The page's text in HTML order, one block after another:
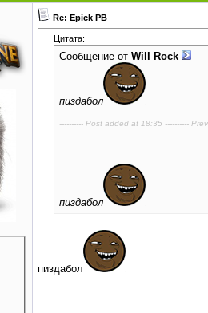
Re: Epick PB
Цитата:
Сообщение от Will Rock
пиздабол
---------- Post added at 18:35 ----------
пиздабол
пиздабол